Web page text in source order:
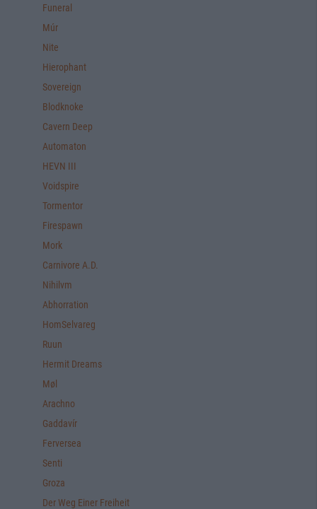
Funeral
Múr
Nite
Hierophant
Sovereign
Blodknoke
Cavern Deep
Automaton
HEVN III
Voidspire
Tormentor
Firespawn
Mork
Carnivore A.D.
Nihilvm
Abhorration
HomSelvareg
Ruun
Hermit Dreams
Møl
Arachno
Gaddavír
Ferversea
Senti
Groza
Der Weg Einer Freiheit